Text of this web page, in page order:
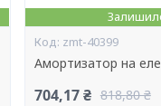
zmt-40399
Амортизатор на
704,17 ₴ 818,80 ₴